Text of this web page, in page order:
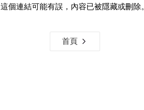
這個連結可能有誤，內容已被隱藏或刪除。
首頁